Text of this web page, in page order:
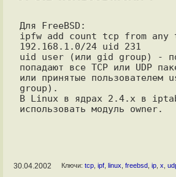
Для FreeBSD:
ipfw add count tcp from any
192.168.1.0/24 uid 231
uid user (или gid group) -
попадают все TCP или UDP
или принятые пользователем
group).
В Linux в ядрах 2.4.x в
30.04.2002 Ключи: tcp ipf linux freebsd ip x